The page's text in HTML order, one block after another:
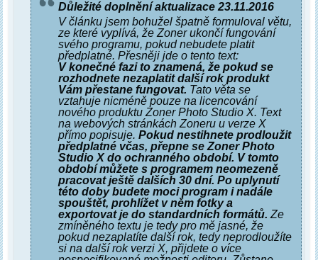
Důležité doplnění aktualizace 23.11.2016
V článku jsem bohužel špatně formuloval větu,
ze které vyplívá, že Zoner ukončí fungování
svého programu, pokud nebudete platit
předplatné. Přesněji jde o tento text:
V konečné fazi to znamená, že pokud se
rozhodnete nezaplatit další rok produkt
Vám přestane fungovat. Tato věta se
vztahuje nicméně pouze na licencování
nového produktu Zoner Photo Studio X. Text
na webových stránkách Zoneru u verze X
přímo popisuje.Pokud nestihnete prodloužit
předplatné včas, přepne se Zoner Photo
Studio X do ochranného období. V tomto
období můžete s programem neomezeně
pracovat ještě dalších 30 dní. Po uplynutí
této doby budete moci program i nadále
spouštět, prohlížet v něm fotky a
exportovat je do standardních formátů. Ze
zmíněného textu je tedy pro mě jasné, že
pokud nezaplatíte další rok, tedy neprodloužíte
si na další rok verzi X, přijdete o více